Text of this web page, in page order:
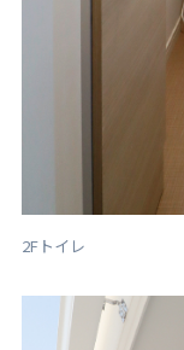
2Fトイレ